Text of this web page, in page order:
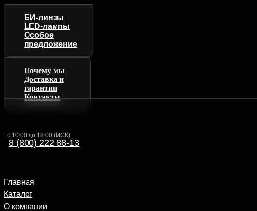
с 10:00 до 18:00 (МСК)
8 (800) 222 88-13
Главная
Каталог
О компании
БИ-линзы
LED-лампы
Особое
предложение
Почему мы
Доставка и
гарантии
Контакты